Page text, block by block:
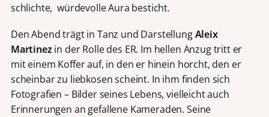
schlichte, würdevolle Aura besticht.
Den Abend trägt in Tanz und DarstellungAleix
Martinezin der Rolle des ER. Im hellen Anzug tritt er
mit einem Koffer auf, in den er hinein horcht, den er
scheinbar zu liebkosen scheint. In ihm finden sich
Fotografien – Bilder seines Lebens, vielleicht auch
Erinnerungen an gefallene Kameraden. Seine